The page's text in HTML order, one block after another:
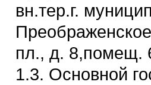
вн.тер.г.
пл., д. 8,помещ.
1.3. Основной